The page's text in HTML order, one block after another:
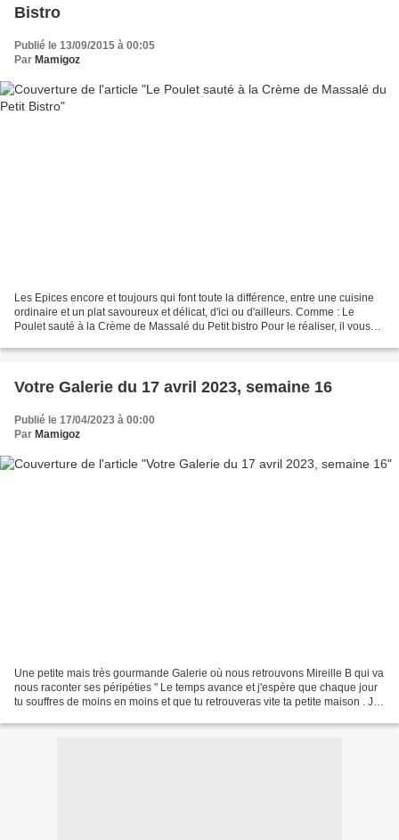
Bistro
Publié le 13/09/2015 à 00:05
Par Mamigoz
Les Epices encore et toujours qui font toute la différence, entre une cuisine
ordinaire et un plat savoureux et délicat, d'ici ou d'ailleurs. Comme : Le
Poulet sauté à la Crème de Massalé du Petit bistro Pour le réaliser, il vous
Votre Galerie du 17 avril 2023, semaine 16
Publié le 17/04/2023 à 00:00
Par Mamigoz
Une petite mais très gourmande Galerie où nous retrouvons Mireille B qui va
nous raconter ses péripéties " Le temps avance et j'espère que chaque jour
tu souffres de moins en moins et que tu retrouveras vite ta petite maison . Je